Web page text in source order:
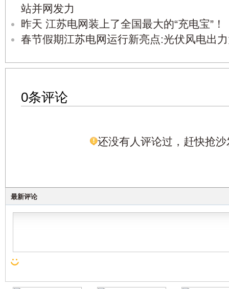
站并网发力
昨天 江苏电网装上了全国最大的“充电宝”！
春节假期江苏电网运行新亮点:光伏风电出
0条评论
还没有人评论过，赶快抢沙
最新评论